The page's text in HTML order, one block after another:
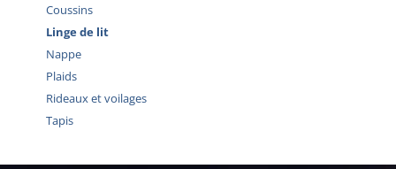
Coussins
Linge de lit
Nappe
Plaids
Rideaux et voilages
Tapis